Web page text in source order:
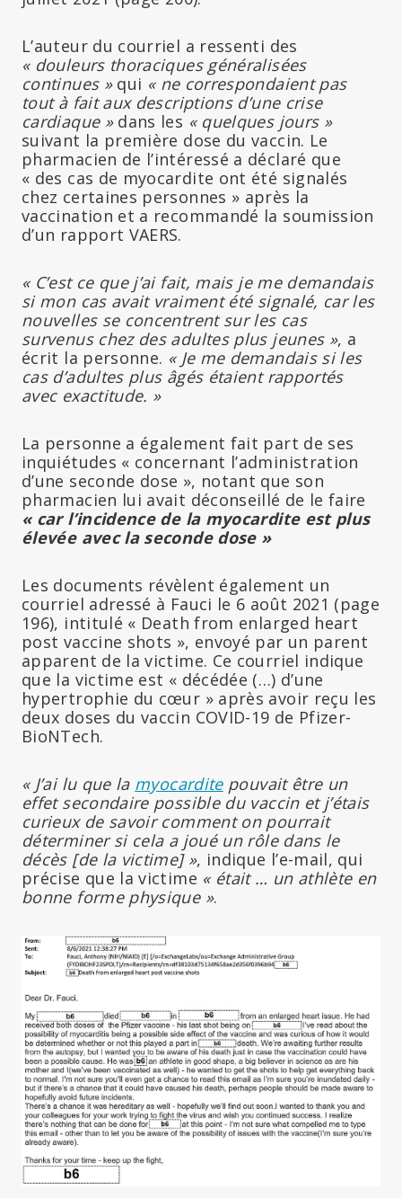
L’auteur du courriel a ressenti des
« douleurs thoraciques généralisées
continues »qui « ne correspondaient pas
tout à fait aux descriptions d’une crise
cardiaque »dans les « quelques jours »
suivant la première dose du vaccin. Le
pharmacien de l’intéressé a déclaré que
« des cas de myocardite ont été signalés
chez certaines personnes » après la
vaccination et a recommandé la soumission
d’un rapport VAERS.
« C’est ce que j’ai fait, mais je me demandais
si mon cas avait vraiment été signalé, car les
nouvelles se concentrent sur les cas
survenus chez des adultes plus jeunes », a
écrit la personne. « Je me demandais si les
cas d’adultes plus âgés étaient rapportés
avec exactitude. »
La personne a également fait part de ses
inquiétudes « concernant l’administration
d’une seconde dose », notant que son
pharmacien lui avait déconseillé de le faire
« car l’incidence de la myocardite est plus
élevée avec la seconde dose »
Les documents révèlent également un
courriel adressé à Fauci le 6 août 2021 (page
196), intitulé « Death from enlarged heart
post vaccine shots », envoyé par un parent
apparent de la victime. Ce courriel indique
que la victime est « décédée (…) d’une
hypertrophie du cœur » après avoir reçu les
deux doses du vaccin COVID-19 de Pfizer-
BioNTech.
« J’ai lu que la myocarditepouvait être un
effet secondaire possible du vaccin et j’étais
curieux de savoir comment on pourrait
déterminer si cela a joué un rôle dans le
décès [de la victime] », indique l’e-mail, qui
précise que la victime « était … un athlète en
bonne forme physique ».